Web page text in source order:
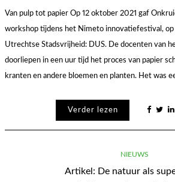
Van pulp tot papier Op 12 oktober 2021 gaf
workshop tijdens het Nimeto innovatiefestival, op
Utrechtse Stadsvrijheid: DUS. De docenten van
doorliepen in een uur tijd het proces van papier
kranten en andere bloemen en planten. Het was
Verder lezen
NIEUWS
Artikel: De natuur als